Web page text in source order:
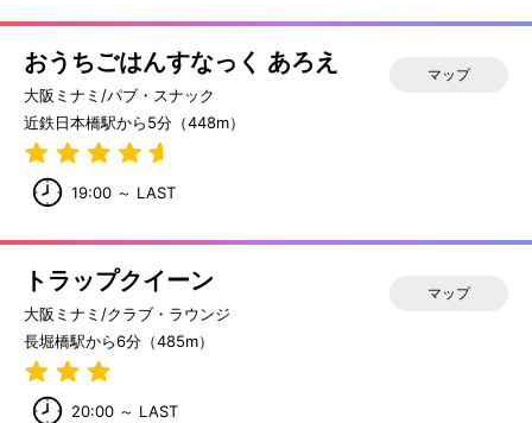
おうちごはんすなっく あろえ
大阪ミナミ/パブ・スナック
近鉄日本橋駅から5分（448m）
19:00 ～ LAST
マップ
トラップクイーン
大阪ミナミ/クラブ・ラウンジ
長堀橋駅から6分（485m）
20:00 ～ LAST
マップ